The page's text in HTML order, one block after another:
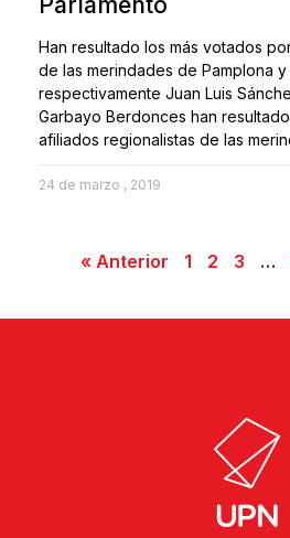
Han resultado los más votados
de las merindades de Pamplona y
respectivamente Juan Luis
Garbayo Berdonces han
afiliados regionalistas de las
24 de marzo , 2019
« Anterior 1 2 3 …